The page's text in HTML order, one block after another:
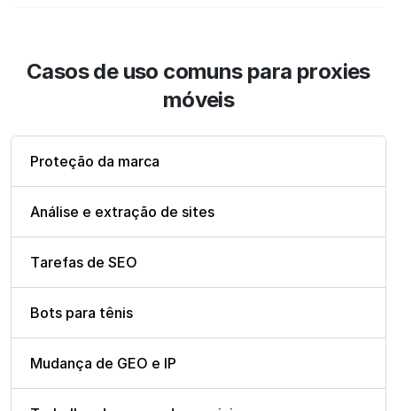
Casos de uso comuns para proxies
móveis
Proteção da marca
Análise e extração de sites
Tarefas de SEO
Bots para tênis
Mudança de GEO e IP